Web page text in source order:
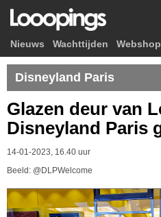
Nieuws Wachttijden Webshop
Disneyland Paris
Glazen deur van
Disneyland Paris
14-01-2023, 16.40 uur
Beeld: @DLPWelcome